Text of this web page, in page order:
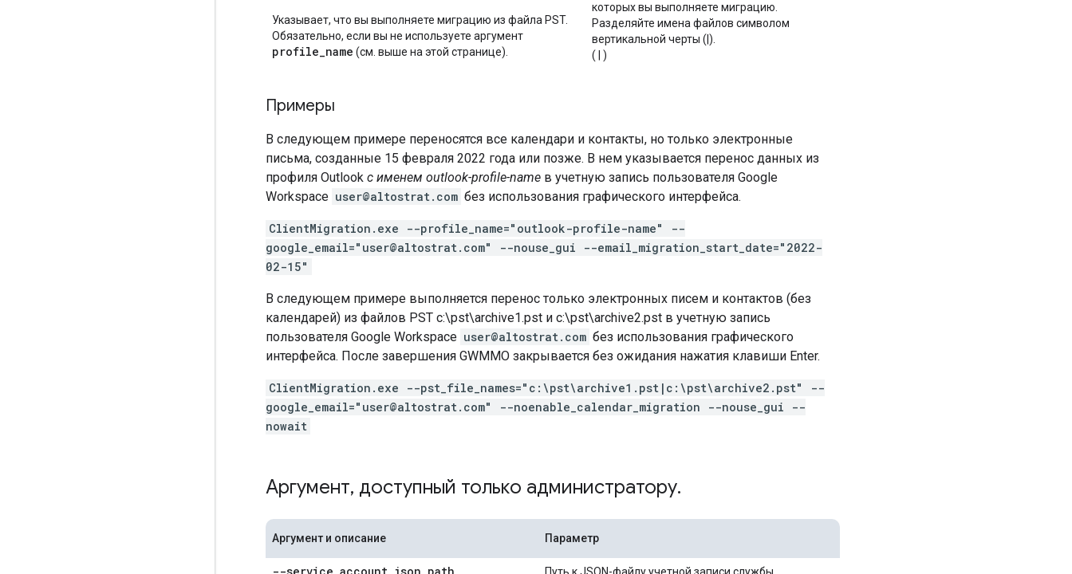
Указывает, что вы выполняете миграцию из файла PST.
Обязательно, если вы не используете аргумент
profile_name (см. выше на этой странице).
которых вы выполняете миграцию.
Разделяйте имена файлов символом
вертикальной черты (|).
( | )
Примеры
В следующем примере переносятся все календари и контакты, но только электронные
письма, созданные 15 февраля 2022 года или позже. В нем указывается перенос данных из
профиля Outlook с именем outlook-profile-name в учетную запись пользователя Google
Workspace user@altostrat.com без использования графического интерфейса.
ClientMigration.exe --profile_name="outlook-profile-name" --
google_email="user@altostrat.com" --nouse_gui --email_migration_start_date="2022-
02-15"
В следующем примере выполняется перенос только электронных писем и контактов (без
календарей) из файлов PST c:\pst\archive1.pst и c:\pst\archive2.pst в учетную запись
пользователя Google Workspace user@altostrat.com без использования графического
интерфейса. После завершения GWMMO закрывается без ожидания нажатия клавиши Enter.
ClientMigration.exe --pst_file_names="c:\pst\archive1.pst|c:\pst\archive2.pst" --
google_email="user@altostrat.com" --noenable_calendar_migration --nouse_gui --
nowait
Аргумент, доступный только администратору.
Аргумент и описание Параметр